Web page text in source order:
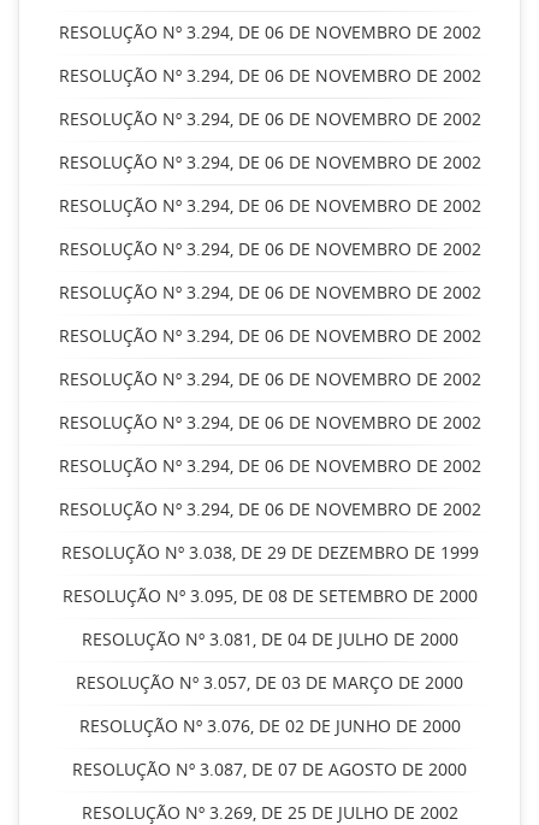
RESOLUÇÃO Nº 3.294, DE 06 DE NOVEMBRO DE 2002
RESOLUÇÃO Nº 3.294, DE 06 DE NOVEMBRO DE 2002
RESOLUÇÃO Nº 3.294, DE 06 DE NOVEMBRO DE 2002
RESOLUÇÃO Nº 3.294, DE 06 DE NOVEMBRO DE 2002
RESOLUÇÃO Nº 3.294, DE 06 DE NOVEMBRO DE 2002
RESOLUÇÃO Nº 3.294, DE 06 DE NOVEMBRO DE 2002
RESOLUÇÃO Nº 3.294, DE 06 DE NOVEMBRO DE 2002
RESOLUÇÃO Nº 3.294, DE 06 DE NOVEMBRO DE 2002
RESOLUÇÃO Nº 3.294, DE 06 DE NOVEMBRO DE 2002
RESOLUÇÃO Nº 3.294, DE 06 DE NOVEMBRO DE 2002
RESOLUÇÃO Nº 3.294, DE 06 DE NOVEMBRO DE 2002
RESOLUÇÃO Nº 3.294, DE 06 DE NOVEMBRO DE 2002
RESOLUÇÃO Nº 3.038, DE 29 DE DEZEMBRO DE 1999
RESOLUÇÃO Nº 3.095, DE 08 DE SETEMBRO DE 2000
RESOLUÇÃO Nº 3.081, DE 04 DE JULHO DE 2000
RESOLUÇÃO Nº 3.057, DE 03 DE MARÇO DE 2000
RESOLUÇÃO Nº 3.076, DE 02 DE JUNHO DE 2000
RESOLUÇÃO Nº 3.087, DE 07 DE AGOSTO DE 2000
RESOLUÇÃO Nº 3.269, DE 25 DE JULHO DE 2002